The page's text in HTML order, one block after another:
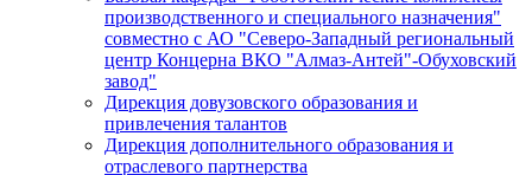
производственного и специального назначения"
совместно с АО "Северо-Западный региональный
центр Концерна ВКО "Алмаз-Антей"-Обуховский
завод"
Дирекция довузовского образования и
привлечения талантов
Дирекция дополнительного образования и
отраслевого партнерства